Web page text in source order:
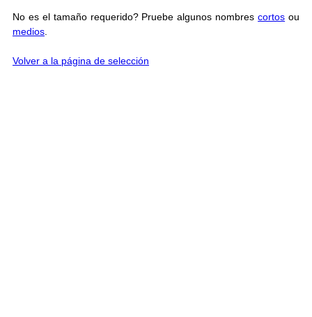
No es el tamaño requerido? Pruebe algunos nombrescortos ou
medios
Volver a la página de selección